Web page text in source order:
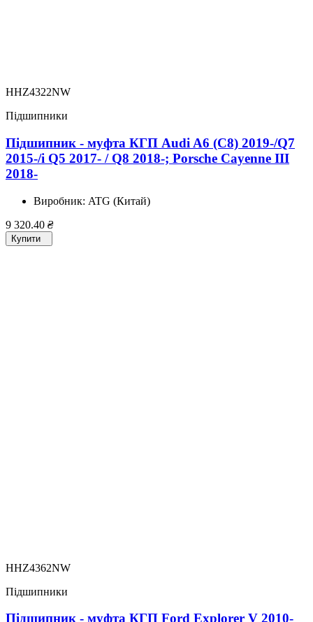
HHZ4322NW
Підшипники
Підшипник - муфта КГП Audi A6 (C8) 2019-/Q7
2015-/i Q5 2017- / Q8 2018-; Porsche Cayenne III
2018-
Виробник: ATG (Китай)
9 320.40 ₴
Купити
HHZ4362NW
Підшипники
Підшипник - муфта КГП Ford Explorer V 2010-